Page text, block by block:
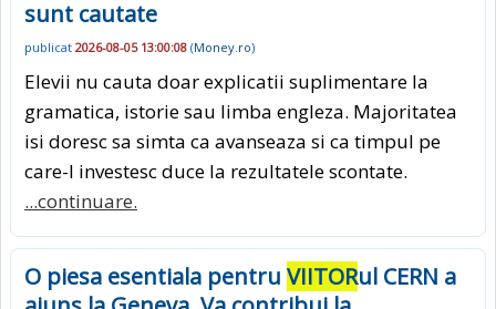
sunt cautate
publicat 2026-08-05 13:00:08 (Money.ro)
Elevii nu cauta doar explicatii suplimentare la
gramatica, istorie sau limba engleza. Majoritatea
isi doresc sa simta ca avanseaza si ca timpul pe
care-l investesc duce la rezultatele scontate.
...continuare.
O piesa esentiala pentru VIITORul CERN a